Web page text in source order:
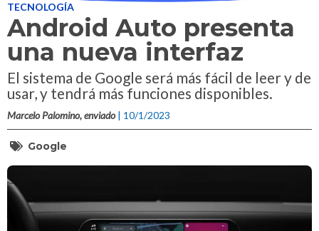
TECNOLOGÍA
Android Auto presenta
una nueva interfaz
El sistema de Google será más fácil de leer y de
usar, y tendrá más funciones disponibles.
Marcelo Palomino, enviado | 10/1/2023
Google